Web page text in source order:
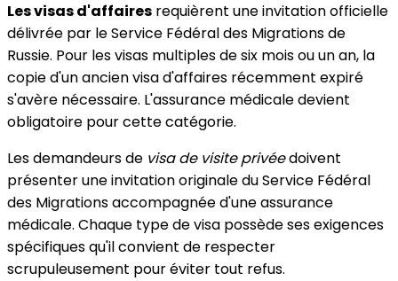
Les visas d'affaires requièrent une invitation officielle
délivrée par le Service Fédéral des Migrations de
Russie. Pour les visas multiples de six mois ou un an, la
copie d'un ancien visa d'affaires récemment expiré
s'avère nécessaire. L'assurance médicale devient
obligatoire pour cette catégorie.
Les demandeurs de visa de visite privéedoivent
présenter une invitation originale du Service Fédéral
des Migrations accompagnée d'une assurance
médicale. Chaque type de visa possède ses exigences
spécifiques qu'il convient de respecter
scrupuleusement pour éviter tout refus.